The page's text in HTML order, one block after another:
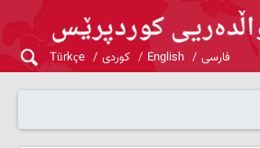
فارسی English کوردی Türkçe